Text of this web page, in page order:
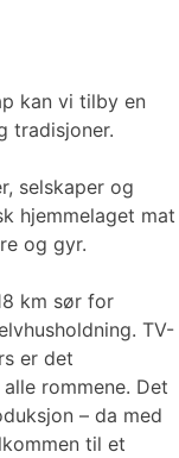
kan vi tilby en
tradisjoner.
selskaper og
hjemmelaget mat
og gyr.
km sør for
TV-
er det
rommene. Det
– da med
til et